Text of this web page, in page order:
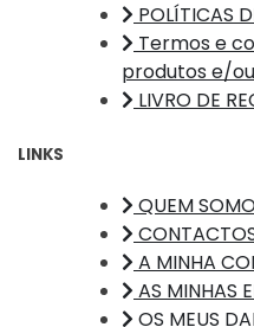
POLÍTICAS
Termos e
produtos e/
LIVRO DE
LINKS
QUEM
A MINHA
AS MINHAS
OS MEUS